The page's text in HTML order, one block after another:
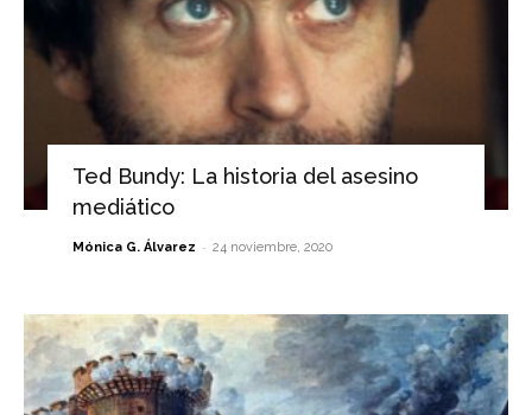
Ted Bundy: La historia del asesino
mediático
Mónica G. Álvarez - 24 noviembre, 2020